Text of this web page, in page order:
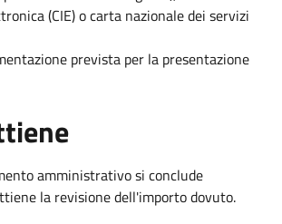
(CIE) o carta nazionale dei servizi
prevista per la presentazione
amministrativo si conclude
la revisione dell'importo dovuto.